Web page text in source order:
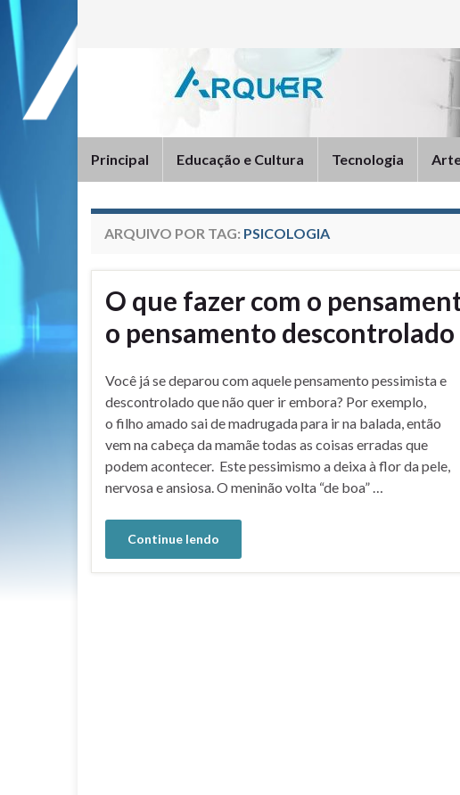
Principal Educação e Cultura Tecnologia
ARQUIVO POR TAG: PSICOLOGIA
O que fazer com o
o pensamento descontrolado
Você já se deparou com aquele pensamento pessimista e
descontrolado que não quer ir embora? Por exemplo,
o filho amado sai de madrugada para ir na balada, então
vem na cabeça da mamãe todas as coisas erradas que
podem acontecer. Este pessimismo a deixa à flor da pele,
nervosa e ansiosa. O meninão volta “de boa” …
Continue lendo